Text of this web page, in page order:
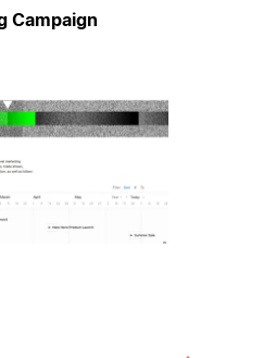
Campaign